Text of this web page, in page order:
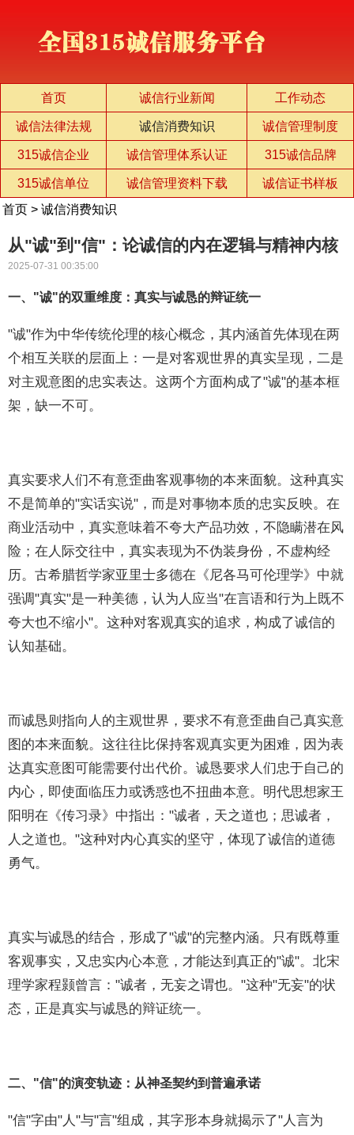
首页 诚信行业新闻 工作动态
诚信法律法规 诚信消费知识 诚信管理制度
315诚信企业 诚信管理体系认证 315诚信品牌
315诚信单位 诚信管理资料下载
诚信证书样板
首页 > 诚信消费知识
从"诚"到"信"：论诚信的内在逻辑与精神内核
2025-07-31 00:35:00
一、"诚"的双重维度：真实与诚恳的辩证统一
"诚"作为中华传统伦理的核心概念，其内涵首先体现在两
个相互关联的层面上：一是对客观世界的真实呈现，二是
对主观意图的忠实表达。这两个方面构成了"诚"的基本框
架，缺一不可。
真实要求人们不有意歪曲客观事物的本来面貌。这种真实
不是简单的"实话实说"，而是对事物本质的忠实反映。在
商业活动中，真实意味着不夸大产品功效，不隐瞒潜在风
险；在人际交往中，真实表现为不伪装身份，不虚构经
历。古希腊哲学家亚里士多德在《尼各马可伦理学》中就
强调"真实"是一种美德，认为人应当"在言语和行为上既不
夸大也不缩小"。这种对客观真实的追求，构成了诚信的
认知基础。
而诚恳则指向人的主观世界，要求不有意歪曲自己真实意
图的本来面貌。这往往比保持客观真实更为困难，因为表
达真实意图可能需要付出代价。诚恳要求人们忠于自己的
内心，即使面临压力或诱惑也不扭曲本意。明代思想家王
阳明在《传习录》中指出："诚者，天之道也；思诚者，
人之道也。"这种对内心真实的坚守，体现了诚信的道德
勇气。
真实与诚恳的结合，形成了"诚"的完整内涵。只有既尊重
客观事实，又忠实内心本意，才能达到真正的"诚"。北宋
理学家程颢曾言："诚者，无妄之谓也。"这种"无妄"的状
态，正是真实与诚恳的辩证统一。
二、"信"的演变轨迹：从神圣契约到普遍承诺
"信"字由"人"与"言"组成，其字形本身就揭示了"人言为